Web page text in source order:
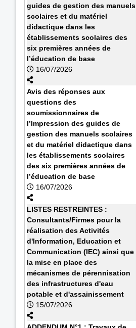
guides de gestion des manuels
scolaires et du matériel
didactique dans les
établissements scolaires des
six premières années de
l’éducation de base
16/07/2026
Avis des réponses aux
questions des
soumissionnaires de
l’Impression des guides de
gestion des manuels scolaires
et du matériel didactique dans
les établissements scolaires
des six premières années de
l’éducation de base
16/07/2026
LISTES RESTREINTES :
Consultants/Firmes pour la
réalisation des Activités
d'Information, Education et
Communication (IEC) ainsi que
la mise en place des
mécanismes de pérennisation
des infrastructures d'eau
potable et d'assainissement
15/07/2026